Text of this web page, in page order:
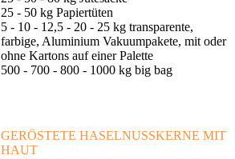
25 - 50 kg Papiertüten
5 - 10 - 12,5 - 20 - 25 kg transparente,
farbige, Aluminium Vakuumpakete, mit oder
ohne Kartons auf einer Palette
500 - 700 - 800 - 1000 kg big bag
GERÖSTETE HASELNUSSKERNE MIT
HAUT